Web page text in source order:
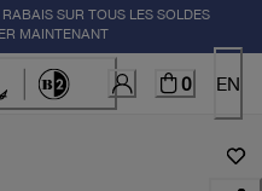
SUR TOUS LES SOLDES
MAINTENANT
0 EN